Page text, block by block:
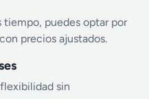
tiempo, puedes optar por
con precios ajustados.
sin